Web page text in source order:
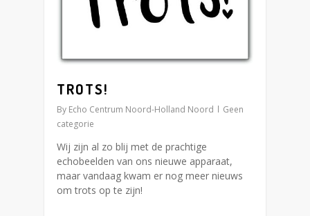
TROTS!
By Echo Centrum Noord-Holland Noord
Geen
categorie
Wij zijn al zo blij met de prachtige
echobeelden van ons nieuwe apparaat,
maar vandaag kwam er nog meer nieuws
om trots op te zijn!